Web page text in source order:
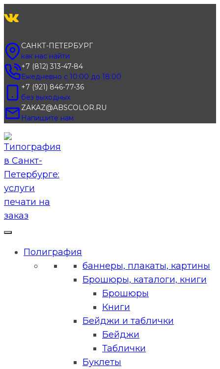
к
САНКТ-ПЕТЕРБУРГ
как нас найти
+7 (812) 313-47-84
Ежедневно с 10:00 до 18:00
+7 (921) 846-77-36
без выходных
ZAKAZ@ABSCOLOR.RU
Напишите нам
Полиграфия
баннеры, плакаты, картины
Брошюры, каталоги, книги
Брошюры
Книги
Бейджи и таблички
Бейджи
Таблички
Буклеты